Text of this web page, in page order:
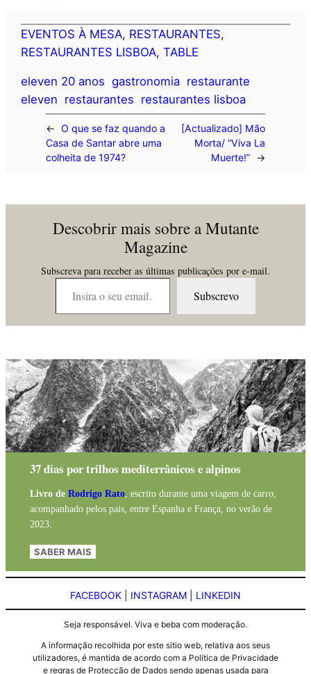
EVENTOS À MESA, RESTAURANTES
RESTAURANTES LISBOA, TABLE
eleven 20 anos gastronomia restaurante
eleven restaurantes restaurantes lisboa
←
O que se faz quando a
Casa de Santar abre uma
colheita de 1974?
[Actualizado] Mão
Morta/ “Viva La
Muerte!”
→
Descobrir mais sobre a Mutante
Magazine
Subscreva para receber as últimas publicações por e-mail.
Insira o seu email…
Subscrevo
37 dias por trilhos mediterrânicos e alpinos
Livro de Rodrigo Rato, escrito durante uma viagem de carro,
acompanhado pelos pais, entre Espanha e França, no verão de
2023.
SABER MAIS
FACEBOOK INSTAGRAM LINKEDIN
Seja responsável. Viva e beba com moderação.
A informação recolhida por este sitio web, relativa aos seus
utilizadores, é mantida de acordo com a Política de Privacidade
e regras de Protecção de Dados sendo apenas usada para